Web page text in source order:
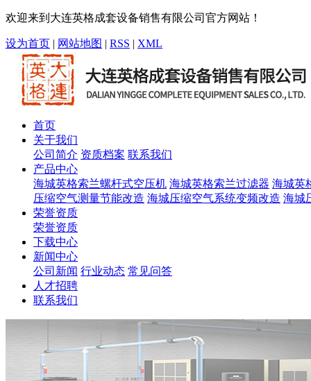
欢迎来到大连英格成套设备销售有限公司官方网站！
设为首页 | 网站地图 | RSS | XML
首页
关于我们
公司简介 资质档案 联系我们
产品中心
海城英格索兰螺杆式空压机 海城英格索兰过滤器 海城英
压缩空气测量节能改造 海城压缩空气系统变频改造 海城
荣誉资质
荣誉资质
下载中心
新闻中心
公司新闻 行业动态 常见问答
人才招聘
联系我们